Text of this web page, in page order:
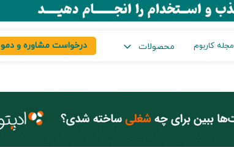
مجله کاربوم محصولات درخواست مشاوره و دمو